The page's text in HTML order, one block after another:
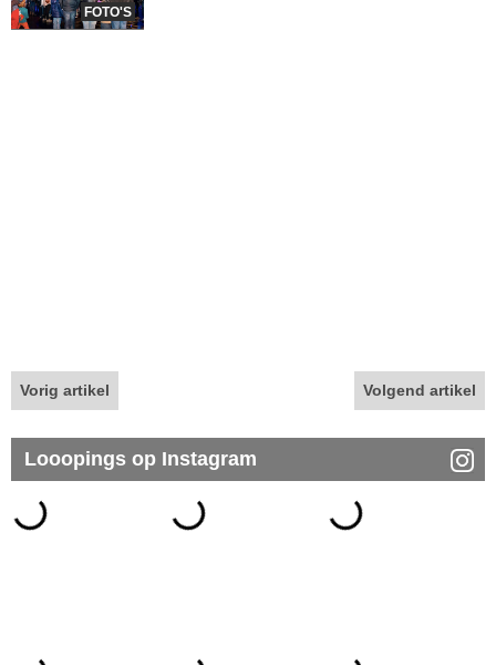
FOTO'S
Vorig artikel Volgend artikel
Looopings op Instagram